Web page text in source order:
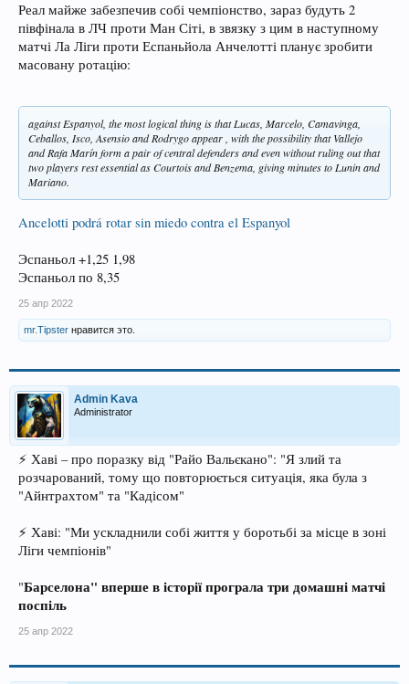
Реал майже забезпечив собі чемпіонство, зараз будуть 2
півфінала в ЛЧ проти Ман Сіті, в звязку з цим в наступному
матчі Ла Ліги проти Еспаньйола Анчелотті планує зробити
масовану ротацію:
against Espanyol, the most logical thing is that Lucas, Marcelo, Camavinga,
Ceballos, Isco, Asensio and Rodrygo appear , with the possibility that Vallejo
and Rafa Marín form a pair of central defenders and even without ruling out that
two players rest essential as Courtois and Benzema, giving minutes to Lunin and
Mariano.
Ancelotti podrá rotar sin miedo contra el Espanyol
Эспаньол +1,25 1,98
Эспаньол по 8,35
25 апр 2022
mr.Tipster нравится это.
Admin Kava
Administrator
⚡️ Хаві – про поразку від "Райо Вальєкано": "Я злий та
розчарований, тому що повторюється ситуація, яка була з
"Айнтрахтом" та "Кадісом"
⚡️ Хаві: "Ми ускладнили собі життя у боротьбі за місце в зоні
Ліги чемпіонів"
"Барселона" вперше в історії програла три домашні матчі
поспіль
25 апр 2022